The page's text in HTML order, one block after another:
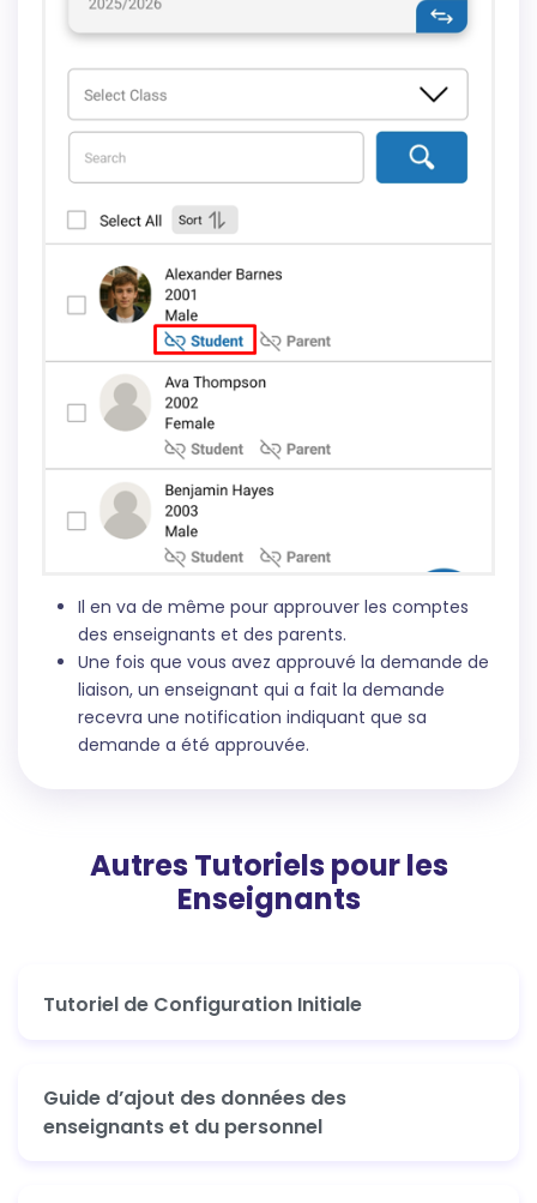
Il en va de même pour approuver les comptes
des enseignants et des parents.
Une fois que vous avez approuvé la demande de
liaison, un enseignant qui a fait la demande
recevra une notification indiquant que sa
demande a été approuvée.
Autres Tutoriels pour les
Enseignants
Tutoriel de Configuration Initiale
Guide d’ajout des données des
enseignants et du personnel